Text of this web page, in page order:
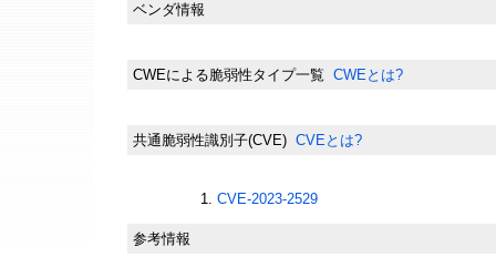
ベンダ情報
CWEによる脆弱性タイプ一覧 CWEとは?
共通脆弱性識別子(CVE) CVEとは?
CVE-2023-2529
参考情報